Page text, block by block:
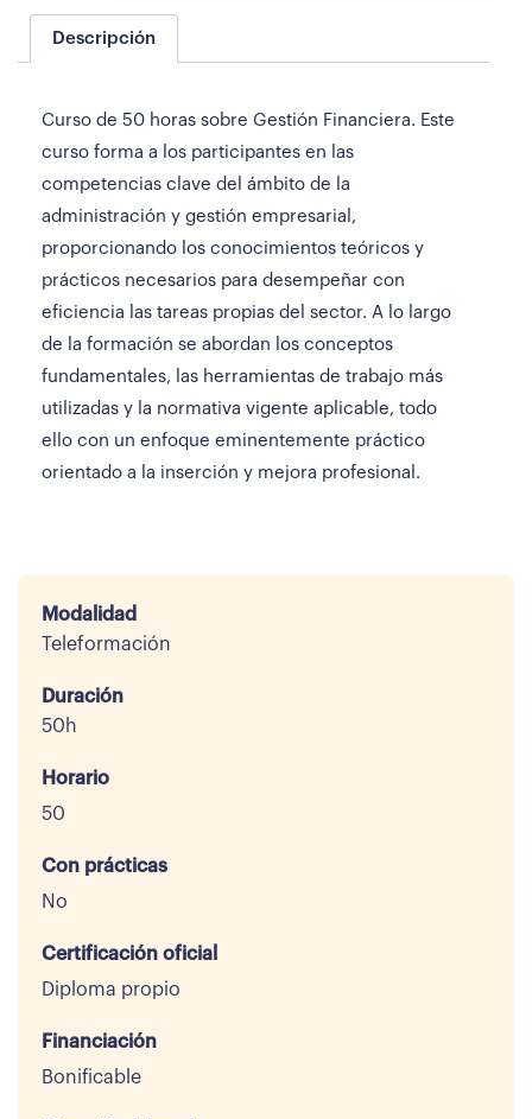
Descripción
Curso de 50 horas sobre Gestión Financiera. Este
curso forma a los participantes en las
competencias clave del ámbito de la
administración y gestión empresarial,
proporcionando los conocimientos teóricos y
prácticos necesarios para desempeñar con
eficiencia las tareas propias del sector. A lo largo
de la formación se abordan los conceptos
fundamentales, las herramientas de trabajo más
utilizadas y la normativa vigente aplicable, todo
ello con un enfoque eminentemente práctico
orientado a la inserción y mejora profesional.
Modalidad
Teleformación
Duración
50h
Horario
50
Con prácticas
No
Certificación oficial
Diploma propio
Financiación
Bonificable